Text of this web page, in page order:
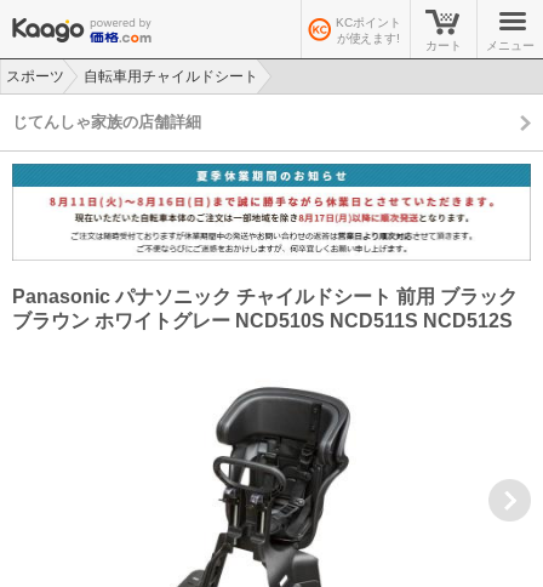
KCポイント
が使えます!
カート メニュー
スポーツ
自転車用チャイルドシート
じてんしゃ家族の店舗詳細
Panasonic パナソニック チャイルドシート 前用 ブラック
ブラウン ホワイトグレー NCD510S NCD511S NCD512S